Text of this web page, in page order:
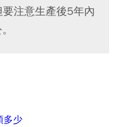
注意生產後5年內
多少